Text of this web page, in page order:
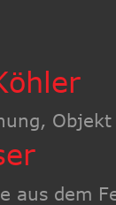
Objekt
aus dem